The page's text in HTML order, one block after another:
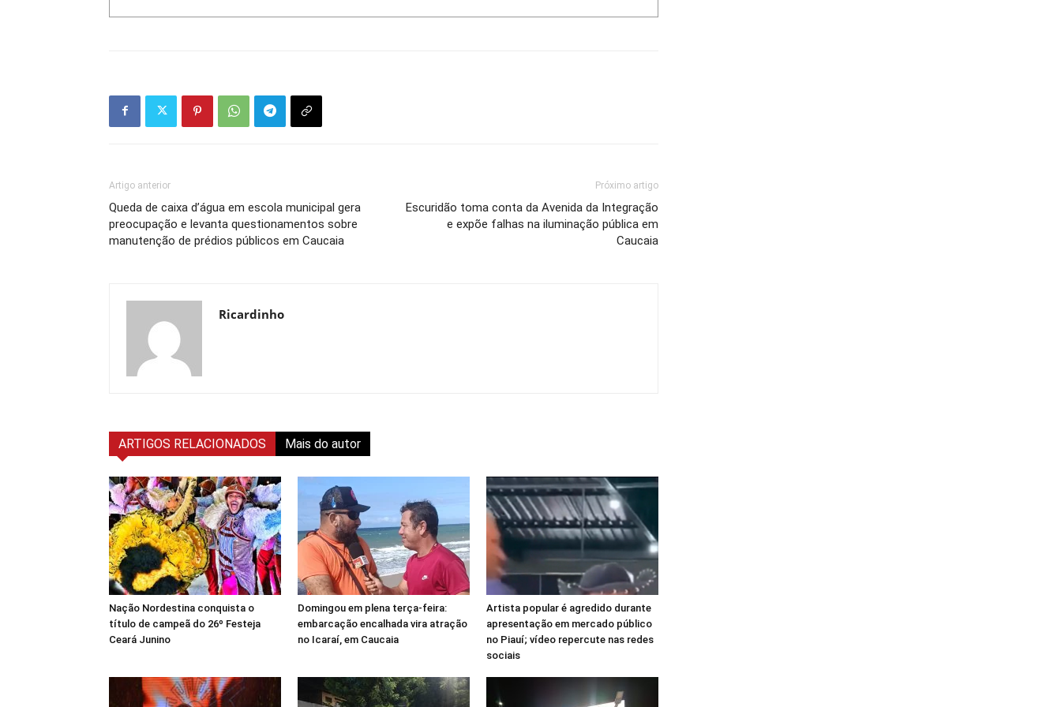
Artigo anterior
Queda de caixa d’água em escola municipal gera
preocupação e levanta questionamentos sobre
manutenção de prédios públicos em Caucaia
Próximo artigo
Escuridão toma conta da Avenida da Integração
e expõe falhas na iluminação pública em
Caucaia
Ricardinho
ARTIGOS RELACIONADOS Mais do autor
Nação Nordestina conquista o
título de campeã do 26º Festeja
Ceará Junino
Domingou em plena terça-feira:
embarcação encalhada vira atração
no Icaraí, em Caucaia
Artista popular é agredido durante
apresentação em mercado público
no Piauí; vídeo repercute nas redes
sociais